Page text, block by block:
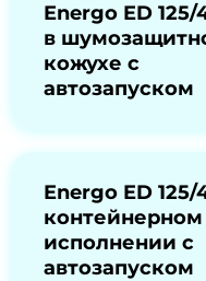
Energo ED 125/
в
кожухе с
автозапуском
Energo ED 125/
контейнерном
исполнении с
автозапуском